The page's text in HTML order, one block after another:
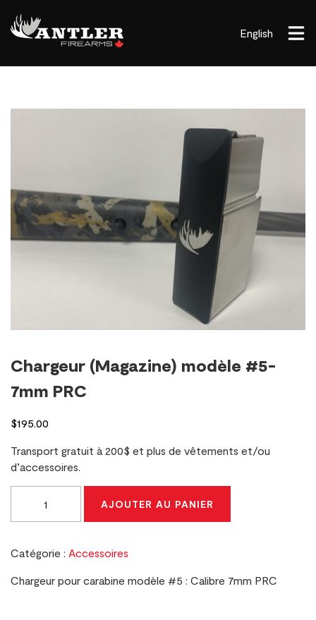
English
Chargeur (Magazine) modèle #5-
7mm PRC
$195.00
Transport gratuit à 200$ et plus de vêtements et/ou
d’accessoires.
Chargeur
modèle
#5-
AJOUTER AU PANIER
Catégorie : Accessoires
Chargeur pour carabine modèle #5 : Calibre 7mm PRC